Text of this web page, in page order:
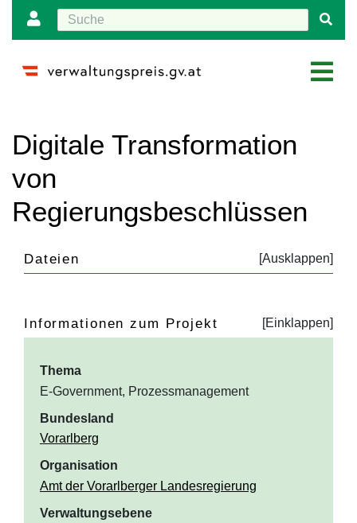
Digitale Transformation
von
Regierungsbeschlüssen
Dateien
Informationen zum Projekt
Thema
E-Government, Prozessmanagement
Bundesland
Vorarlberg
Organisation
Amt der Vorarlberger Landesregierung
Verwaltungsebene